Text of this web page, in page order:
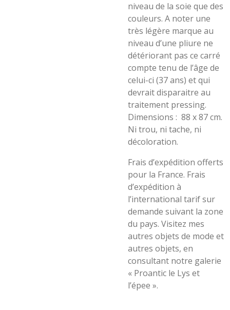
niveau de la soie que des
couleurs. A noter une
très légère marque au
niveau d’une pliure ne
détériorant pas ce carré
compte tenu de l’âge de
celui-ci (37 ans) et qui
devrait disparaitre au
traitement pressing.
Dimensions : 88 x 87 cm.
Ni trou, ni tache, ni
décoloration.
Frais d’expédition offerts
pour la France. Frais
d’expédition à
l’international tarif sur
demande suivant la zone
du pays. Visitez mes
autres objets de mode et
autres objets, en
consultant notre galerie
« Proantic le Lys et
l’épee ».